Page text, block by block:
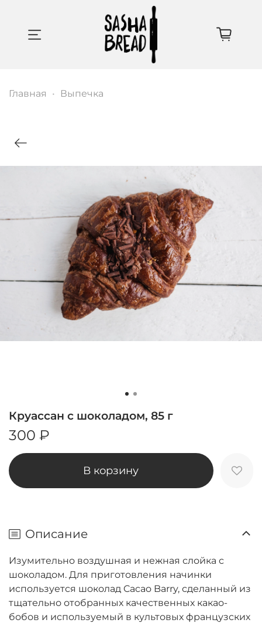
Главная Выпечка
Круассан с шоколадом, 85 г
300 ₽
В корзину
Описание
Изумительно воздушная и нежная слойка с
шоколадом. Для приготовления начинки
используется шоколад Cacao Barry, сделанный из
тщательно отобранных качественных какао-
бобов и используемый в культовых французских